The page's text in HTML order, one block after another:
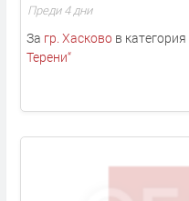
Преди 4 дни
За гр. Хасковов категория
Терени“